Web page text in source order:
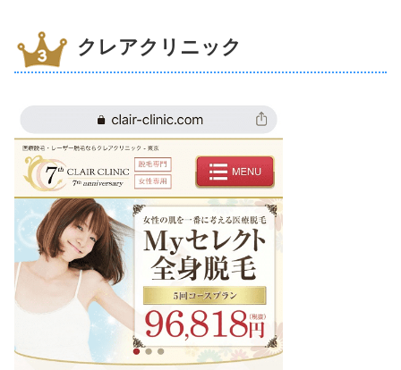
クレアクリニック